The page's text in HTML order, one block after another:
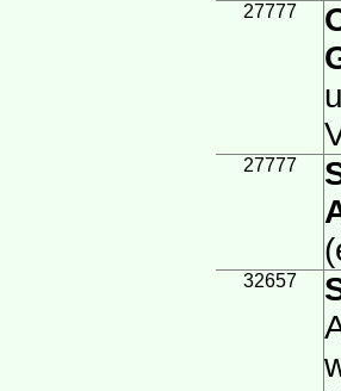
27777
27777
32657